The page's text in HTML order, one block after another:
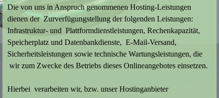
Die von uns in Anspruch genommenen Hosting-Leistungen
dienen der Zurverfügungstellung der folgenden Leistungen:
Infrastruktur- und Plattformdienstleistungen, Rechenkapazität,
Speicherplatz und Datenbankdienste, E-Mail-Versand,
Sicherheitsleistungen sowie technische Wartungsleistungen, die
wir zum Zwecke des Betriebs dieses Onlineangebotes einsetzen.
Hierbei verarbeiten wir, bzw. unser Hostinganbieter